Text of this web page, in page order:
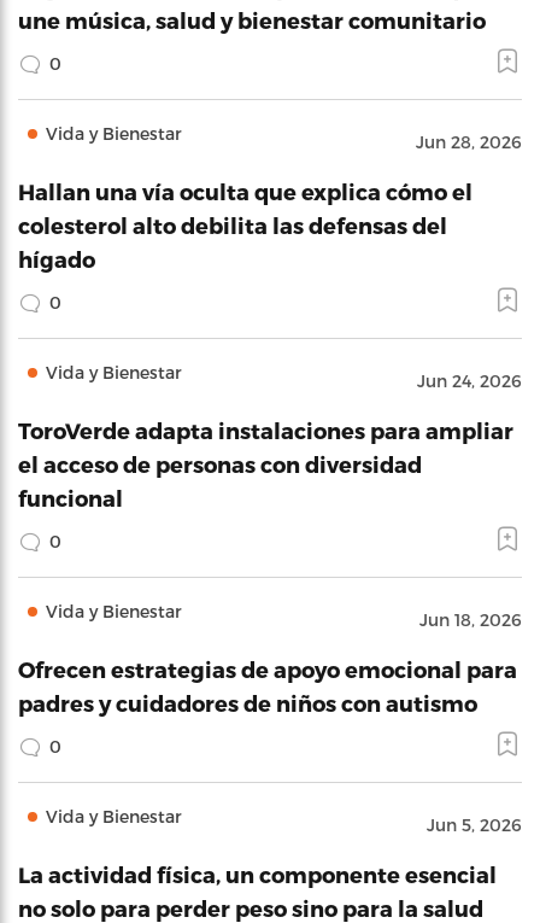
une música, salud y bienestar comunitario
0
Vida y Bienestar Jun 28, 2026
Hallan una vía oculta que explica cómo el
colesterol alto debilita las defensas del
hígado
0
Vida y Bienestar Jun 24, 2026
ToroVerde adapta instalaciones para ampliar
el acceso de personas con diversidad
funcional
0
Vida y Bienestar Jun 18, 2026
Ofrecen estrategias de apoyo emocional para
padres y cuidadores de niños con autismo
0
Vida y Bienestar Jun 5, 2026
La actividad física, un componente esencial
no solo para perder peso sino para la salud